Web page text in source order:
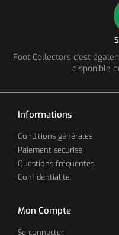
Foot Collectors c'est
disponible
Informations
Conditions générales
Paiement sécurisé
Questions fréquentes
Confidentialité
Mon Compte
Se connecter